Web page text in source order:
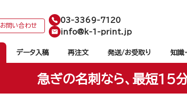
お問い合わせ
03-3369-7120
info@k-1-print.jp
データ入稿 再注文 発送/お受取り 知識
急ぎの名刺なら、最短15